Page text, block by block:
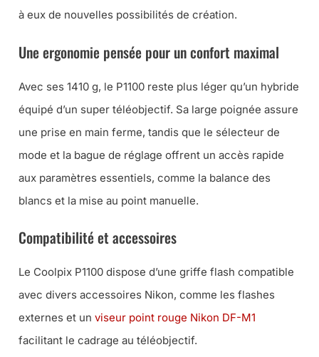
à eux de nouvelles possibilités de création.
Une ergonomie pensée pour un confort maximal
Avec ses 1410 g, le P1100 reste plus léger qu’un hybride
équipé d’un super téléobjectif. Sa large poignée assure
une prise en main ferme, tandis que le sélecteur de
mode et la bague de réglage offrent un accès rapide
aux paramètres essentiels, comme la balance des
blancs et la mise au point manuelle.
Compatibilité et accessoires
Le Coolpix P1100 dispose d’une griffe flash compatible
avec divers accessoires Nikon, comme les flashes
externes et un viseur point rouge Nikon DF-M1
facilitant le cadrage au téléobjectif.